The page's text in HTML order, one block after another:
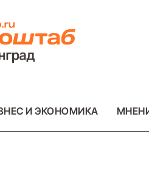
И ЭКОНОМИКА